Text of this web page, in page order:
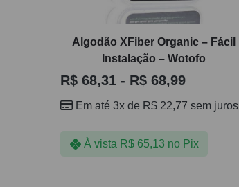
Algodão XFiber Organic – Fácil
Instalação – Wotofo
R$ 68,31 - R$ 68,99
Em até 3x de R$ 22,77 sem juros
À vista R$65,13 no Pix